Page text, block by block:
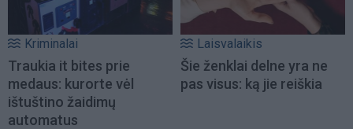
Kriminalai
Traukia it bites prie
medaus: kurorte vėl
ištuštino žaidimų
automatus
Laisvalaikis
Šie ženklai delne yra ne
pas visus: ką jie reiškia